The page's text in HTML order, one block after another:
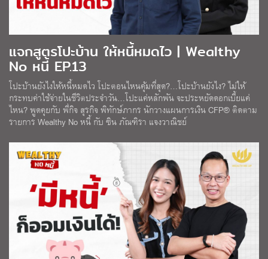
แจกสูตรโปะบ้าน ให้หนี้หมดไว | Wealthy
No หนี้ EP.13
โปะบ้านยังไงให้หนี้หมดไว โปะตอนไหนคุ้มที่สุด?…โปะบ้านยังไง? ไม่ให้
กระทบค่าใช้จ่ายในชีวิตประจำวัน…โปะแค่หลักพัน จะประหยัดดอกเบี้ยแค่
ไหน? พูดคุยกับ พี่กิจ สุรกิจ พิทักษ์ภากร นักวางแผนการเงิน CFP® ติดตาม
รายการ Wealthy No หนี้ กับ ซิน ภัณฑิรา แจงวาณิชย์